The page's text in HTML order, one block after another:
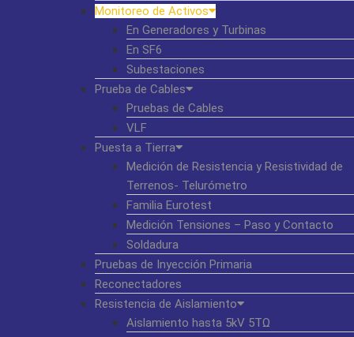
Monitoreo de Activos
En Generadores y Turbinas
En SF6
Subestaciones
Prueba de Cables
Pruebas de Cables
VLF
Puesta a Tierra
Medición de Resistencia y Resistividad de
Terrenos- Telurómetro
Familia Eurotest
Medición Tensiones – Paso y Contacto
Soldadura
Pruebas de Inyección Primaria
Reconectadores
Resistencia de Aislamiento
Aislamiento hasta 5kV 5TΩ